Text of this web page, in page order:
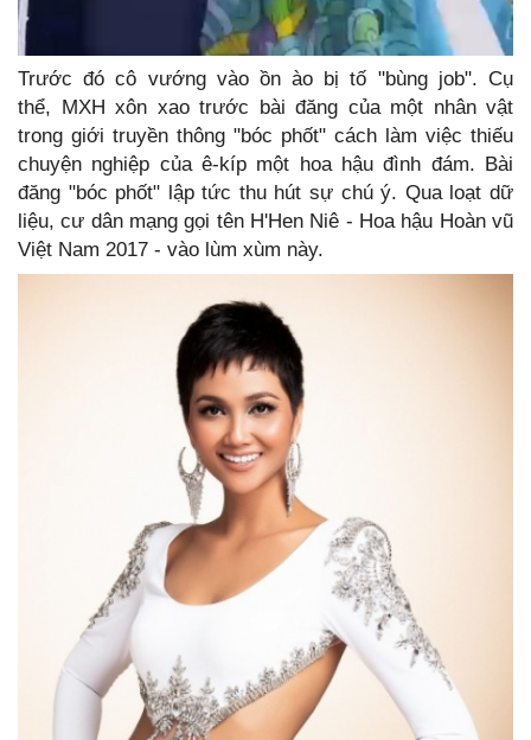
Trước đó cô vướng vào ồn ào bị tố "bùng job". Cụ
thể, MXH xôn xao trước bài đăng của một nhân vật
trong giới truyền thông "bóc phốt" cách làm việc thiếu
chuyện nghiệp của ê-kíp một hoa hậu đình đám. Bài
đăng "bóc phốt" lập tức thu hút sự chú ý. Qua loạt dữ
liệu, cư dân mạng gọi tên H'Hen Niê - Hoa hậu Hoàn vũ
Việt Nam 2017 - vào lùm xùm này.